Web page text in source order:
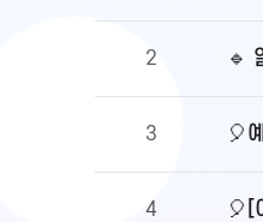
2 🔹
3 🎈
4 🎈[